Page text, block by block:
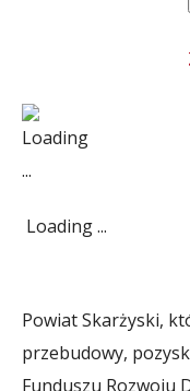
Loading ...
Powiat Skarżyski,
przebudowy,
Funduszu Rozwoju